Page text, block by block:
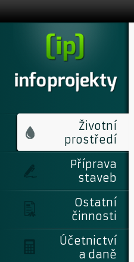
Životní
prostředí
Příprava
staveb
Ostatní
činnosti
Účetnictví
a daně